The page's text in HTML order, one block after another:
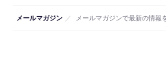
メールマガジン ／ メールマガジンで最新の情報